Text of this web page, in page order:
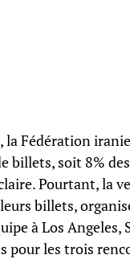
la Fédération
billets, soit 8%
Pourtant, la
billets,
à Los Angeles,
pour les trois